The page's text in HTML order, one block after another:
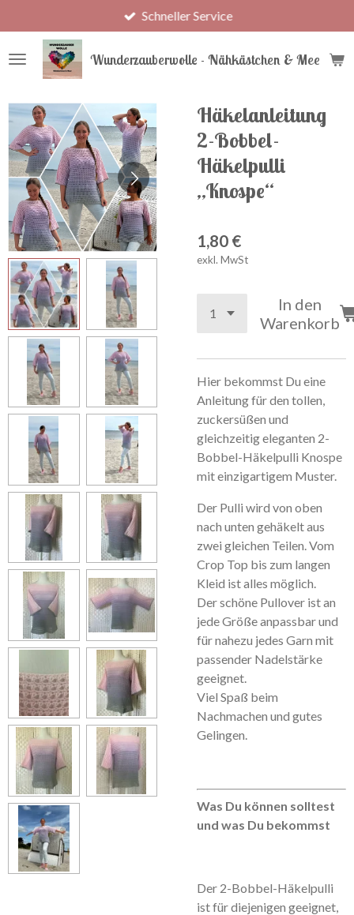
Hauptinhalt
springen
Wunderzauberwolle - Nähkästchen & Meer
Schneller Service
Häkelanleitung
2-Bobbel-
Häkelpulli
„Knospe“
1,80 €
exkl. MwSt
In den
Warenkorb
Hier bekommst Du eine
Anleitung für den tollen,
zuckersüßen und
gleichzeitig eleganten 2-
Bobbel-Häkelpulli Knospe
mit einzigartigem Muster.
Der Pulli wird von oben
nach unten gehäkelt aus
zwei gleichen Teilen. Vom
Crop Top bis zum langen
Kleid ist alles möglich.
Der schöne Pullover ist an
jede Größe anpassbar und
für nahezu jedes Garn mit
passender Nadelstärke
geeignet.
Viel Spaß beim
Nachmachen und gutes
Gelingen.
Was Du können solltest
und was Du bekommst
Der 2-Bobbel-Häkelpulli
ist für diejenigen geeignet,